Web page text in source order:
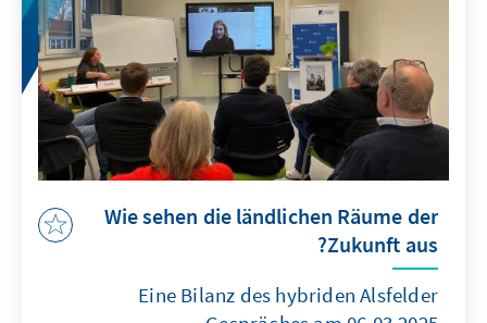
Wie sehen die ländlichen Räume der
Zukunft aus?
Eine Bilanz des hybriden Alsfelder